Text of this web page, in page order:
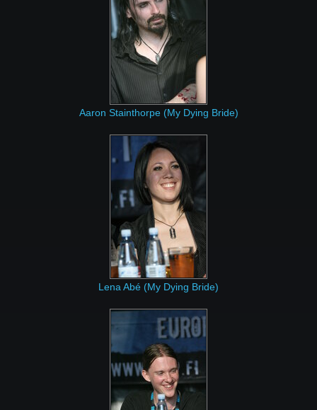
Aaron Stainthorpe (My Dying Bride)
Lena Abé (My Dying Bride)